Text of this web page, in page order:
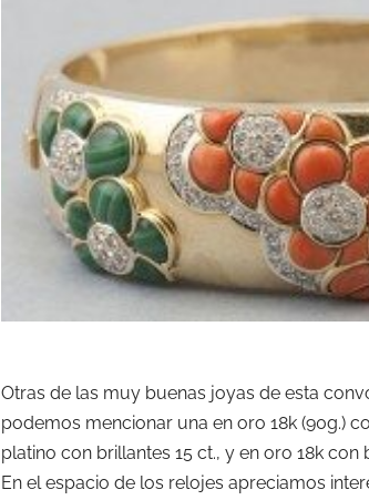
Otras de las muy buenas joyas de esta
podemos mencionar una en oro 18k (90g.)
platino con brillantes 15 ct., y en oro 18k
En el espacio de los relojes apreciamos